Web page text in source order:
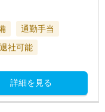
通勤手当
社可能
詳細を見る